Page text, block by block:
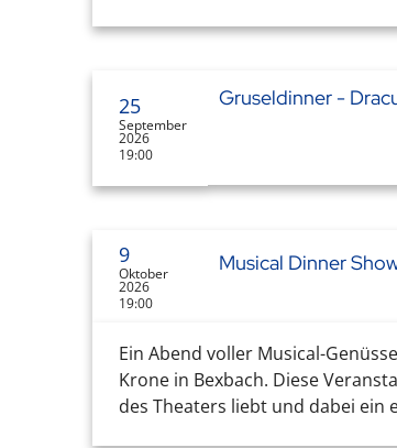
25
September
2026
19:00
Gruseldinner -
9
Oktober
2026
19:00
Musical Dinner
Ein Abend voller Musical-
Krone in Bexbach. Diese
des Theaters liebt und dabei ein